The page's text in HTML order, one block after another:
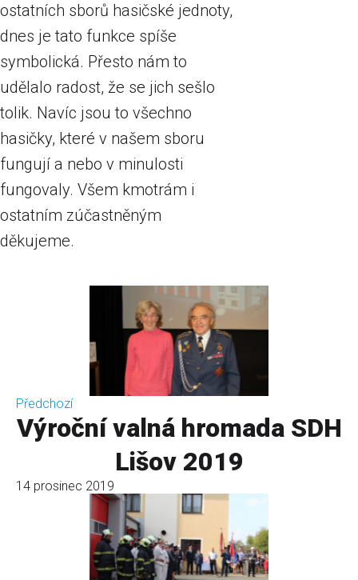
ostatních sborů hasičské jednoty,
dnes je tato funkce spíše
symbolická. Přesto nám to
udělalo radost, že se jich sešlo
tolik. Navíc jsou to všechno
hasičky, které v našem sboru
fungují a nebo v minulosti
fungovaly. Všem kmotrám i
ostatním zúčastněným
děkujeme.
Předchozí
Výroční valná hromada SDH
Lišov 2019
14 prosinec 2019